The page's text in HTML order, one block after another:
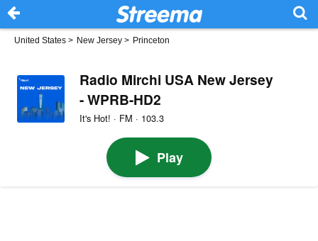
United States > New Jersey > Princeton
Radio Mirchi USA New Jersey
- WPRB-HD2
It's Hot! · FM · 103.3
Play